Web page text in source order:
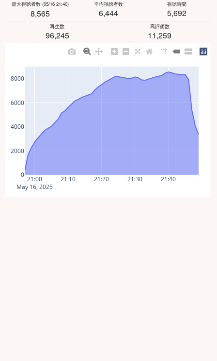
最大視聴者数 (05/16 21:40)
8,565
平均視聴者数
6,444
視聴時間
5,692
再生数
96,245
高評価数
11,259
21:00
May 16, 2025
21:10 21:20 21:30 21:40
0
2000
4000
6000
8000